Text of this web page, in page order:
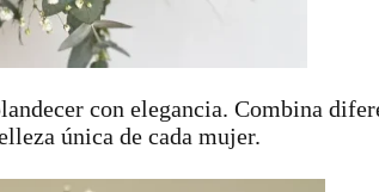
con elegancia. Combina
única de cada mujer.